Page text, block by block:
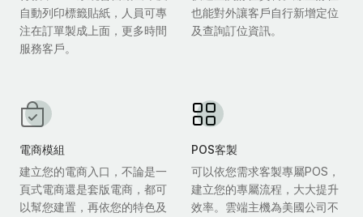
自動列印標籤貼紙，人員可專
注在訂單製成上面，更多時間
服務客戶。
也能對外讓客戶自行新增定位
及查詢訂位資訊。
電商模組
建立您的電商入口，不論是一
頁式電商還是套版電商，都可
以幫您建置，再依您的特色及
POS客製
可以依您需求客製專屬POS，
建立您的專屬流程，大大提升
效率。雲端主機為美國公司不